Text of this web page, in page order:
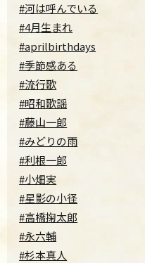
#河は呼んでいる
#4月生まれ
#aprilbirthdays
#季節感ある
#流行歌
#昭和歌謡
#藤山一郎
#みどりの雨
#利根一郎
#小畑実
#星影の小径
#高橋掬太郎
#永六輔
#杉本真人